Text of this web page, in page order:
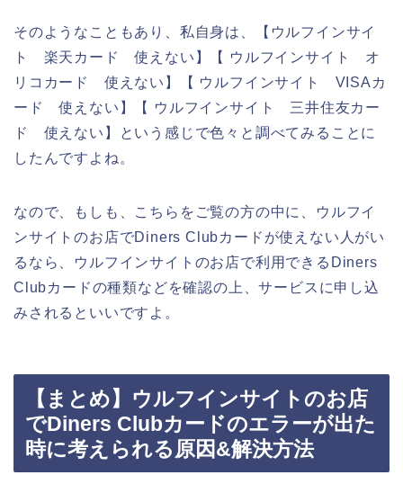
そのようなこともあり、私自身は、【ウルフインサイ
ト 楽天カード 使えない】【 ウルフインサイト オ
リコカード 使えない】【 ウルフインサイト VISAカ
ード 使えない】【 ウルフインサイト 三井住友カー
ド 使えない】という感じで色々と調べてみることに
したんですよね。
なので、もしも、こちらをご覧の方の中に、ウルフイ
ンサイトのお店でDiners Clubカードが使えない人がい
るなら、ウルフインサイトのお店で利用できるDiners
Clubカードの種類などを確認の上、サービスに申し込
みされるといいですよ。
【まとめ】ウルフインサイトのお店
でDiners Clubカードのエラーが出た
時に考えられる原因&解決方法